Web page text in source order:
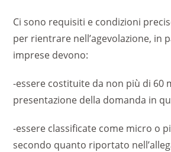
Ci sono requisiti e condizioni
per rientrare nell’agevolazione, in
imprese devono:
-essere costituite da non più di 60
presentazione della domanda in
-essere classificate come micro o
secondo quanto riportato